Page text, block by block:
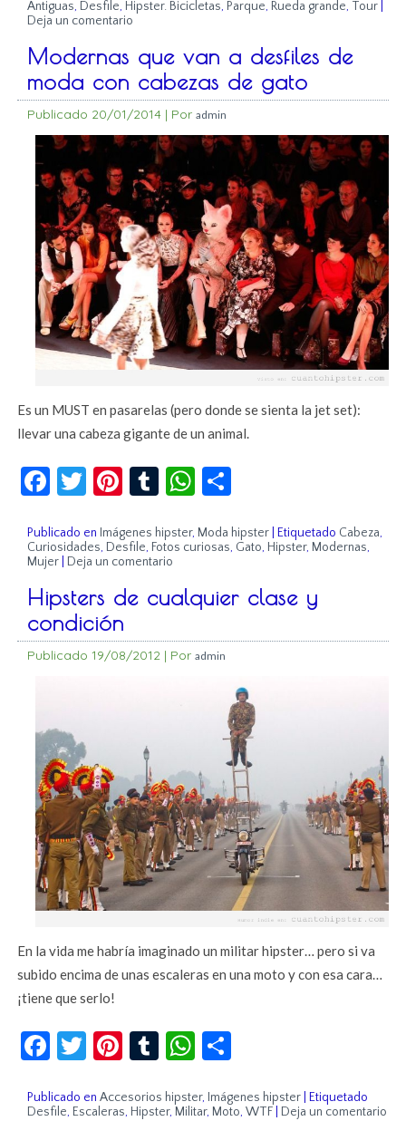
Antiguas, Desfile, Hipster. Bicicletas, Parque, Rueda grande, Tour
Deja un comentario
Modernas que van a desfiles de
moda con cabezas de gato
Publicado 20/01/2014 | Por admin
Es un MUST en pasarelas (pero donde se sienta la jet set):
llevar una cabeza gigante de un animal.
Facebook
Twitter
Pinterest
TumblrWhatsApp
Publicado en Imágenes hipster, Moda hipster Etiquetado Cabeza,
Curiosidades, Desfile, Fotos curiosas, Gato, Hipster, Modernas,
Mujer
Deja un comentario
Hipsters de cualquier clase y
condición
Publicado 19/08/2012 | Por admin
En la vida me habría imaginado un militar hipster… pero si va
subido encima de unas escaleras en una moto y con esa cara…
¡tiene que serlo!
Facebook
Twitter
Pinterest
TumblrWhatsApp
Publicado en Accesorios hipster, Imágenes hipster |Etiquetado
Desfile, Escaleras, Hipster, Militar, Moto,WTF Deja un comentario